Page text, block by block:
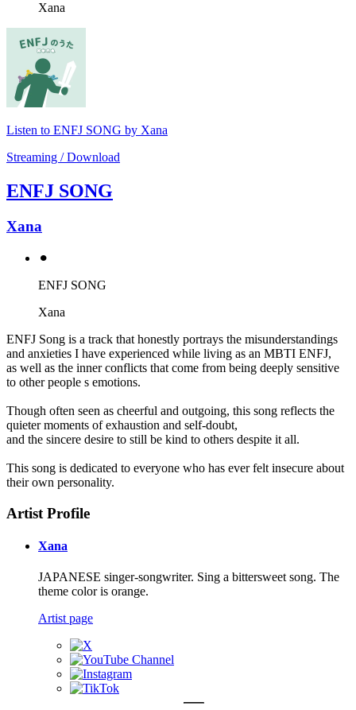
Xana
Listen to ENFJ SONG by Xana
Streaming / Download
ENFJ SONG
Xana
⚫︎
ENFJ SONG
Xana
ENFJ Song is a track that honestly portrays the misunderstandings
and anxieties I have experienced while living as an MBTI ENFJ,
as well as the inner conflicts that come from being deeply sensitive
to other people s emotions.
Though often seen as cheerful and outgoing, this song reflects the
quieter moments of exhaustion and self-doubt,
and the sincere desire to still be kind to others despite it all.
This song is dedicated to everyone who has ever felt insecure about
their own personality.
Artist Profile
Xana
JAPANESE singer-songwriter. Sing a bittersweet song. The
theme color is orange.
Artist page